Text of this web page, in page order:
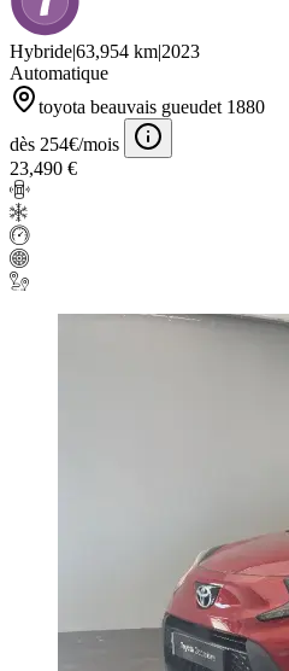
Hybride|63,954 km|2023
Automatique
toyota beauvais gueudet 1880
dès 254€/mois
23,490 €